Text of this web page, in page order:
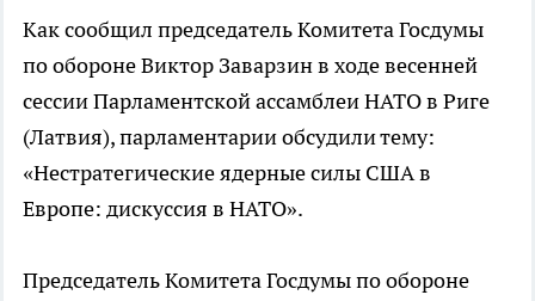
Как сообщил председатель Комитета Госдумы
по обороне Виктор Заварзин в ходе весенней
сессии Парламентской ассамблеи НАТО в Риге
(Латвия), парламентарии обсудили тему:
«Нестратегические ядерные силы США в
Европе: дискуссия в НАТО».
Председатель Комитета Госдумы по обороне